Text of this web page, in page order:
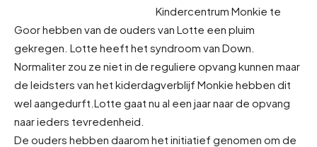
Kindercentrum Monkie te
Goor hebben van de ouders van Lotte een pluim
gekregen. Lotte heeft het syndroom van Down.
Normaliter zou ze niet in de reguliere opvang kunnen maar
de leidsters van het kiderdagverblijf Monkie hebben dit
wel aangedurft. Lotte gaat nu al een jaar naar de opvang
naar ieders tevredenheid.
De ouders hebben daarom het initiatief genomen om de